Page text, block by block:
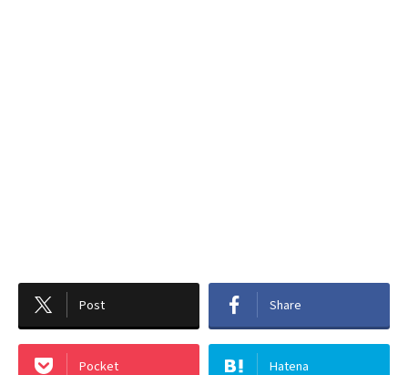
Post Share
Pocket Hatena